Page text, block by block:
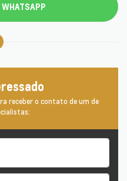
WHATSAPP
receber o contato de um de